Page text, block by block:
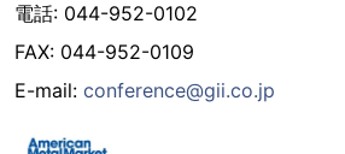
電話: 044-952-0102
FAX: 044-952-0109
E-mail: conference@gii.co.jp